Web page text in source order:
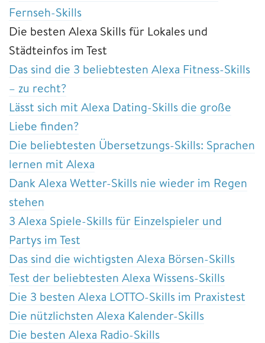
Fernseh-Skills
Die besten Alexa Skills für Lokales und
Städteinfos im Test
Das sind die 3 beliebtesten Alexa Fitness-Skills
– zu recht?
Lässt sich mit Alexa Dating-Skills die große
Liebe finden?
Die beliebtesten Übersetzungs-Skills: Sprachen
lernen mit Alexa
Dank Alexa Wetter-Skills nie wieder im Regen
stehen
3 Alexa Spiele-Skills für Einzelspieler und
Partys im Test
Das sind die wichtigsten Alexa Börsen-Skills
Test der beliebtesten Alexa Wissens-Skills
Die 3 besten Alexa LOTTO-Skills im Praxistest
Die nützlichsten Alexa Kalender-Skills
Die besten Alexa Radio-Skills